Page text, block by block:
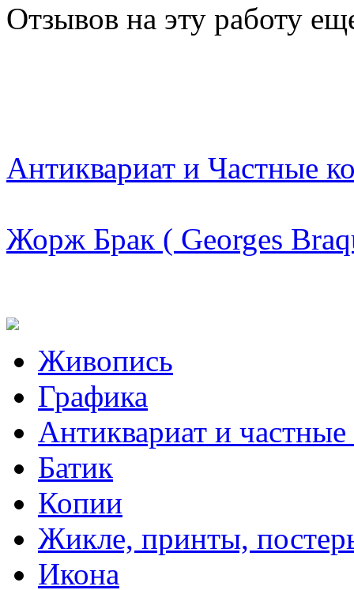
Отзывов на эту работу
Антиквариат и Частные
Жорж Брак ( Georges
Живопись
Графика
Антиквариат и
Батик
Копии
Жикле, принты,
Икона